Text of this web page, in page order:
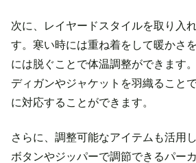
次に、レイヤードスタイルを取り入
す。寒い時には重ね着をして暖かさ
には脱ぐことで体温調整ができます
ディガンやジャケットを羽織ること
に対応することができます。
さらに、調整可能なアイテムも活用
ボタンやジッパーで調節できるパー